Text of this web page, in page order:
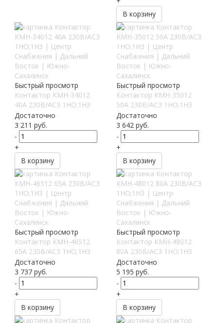
В корзину
Быстрый просмотр
Контактор КМН-34012
40А 230В/АС3 1НО;1НЗ
Достаточно
3 211 руб.
-
+
В корзину
Быстрый просмотр
Контактор КМН-35012
50А 230В/АС3 1НО;1НЗ
Достаточно
3 642 руб.
-
+
В корзину
Быстрый просмотр
Контактор КМН-46512
65А 230В/АС3 1НО;1НЗ
Достаточно
3 737 руб.
-
+
В корзину
Быстрый просмотр
Контактор КМН-48012
80А 230В/АС3 1НО;1НЗ
Достаточно
5 195 руб.
-
+
В корзину